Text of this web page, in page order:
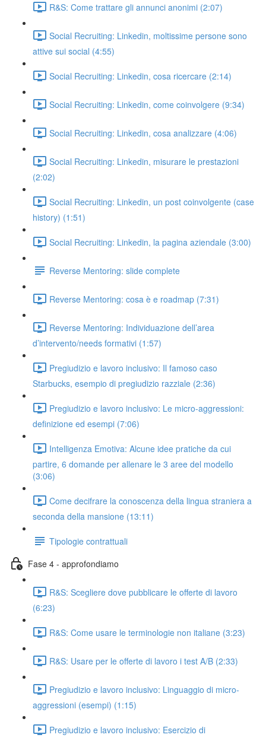
R&S: Come trattare gli annunci anonimi (2:07)
Social Recruiting: Linkedin, moltissime persone sono
attive sui social (4:55)
Social Recruiting: Linkedin, cosa ricercare (2:14)
Social Recruiting: Linkedin, come coinvolgere (9:34)
Social Recruiting: Linkedin, cosa analizzare (4:06)
Social Recruiting: Linkedin, misurare le prestazioni
(2:02)
Social Recruiting: Linkedin, un post coinvolgente (case
history) (1:51)
Social Recruiting: Linkedin, la pagina aziendale (3:00)
Reverse Mentoring: slide complete
Reverse Mentoring: cosa è e roadmap (7:31)
Reverse Mentoring: Individuazione dell’area
d’intervento/needs formativi (1:57)
Pregiudizio e lavoro inclusivo: Il famoso caso
Starbucks, esempio di pregiudizio razziale (2:36)
Pregiudizio e lavoro inclusivo: Le micro-aggressioni:
definizione ed esempi (7:06)
Intelligenza Emotiva: Alcune idee pratiche da cui
partire, 6 domande per allenare le 3 aree del modello
(3:06)
Come decifrare la conoscenza della lingua straniera a
seconda della mansione (13:11)
Tipologie contrattuali
Fase 4 - approfondiamo
R&S: Scegliere dove pubblicare le offerte di lavoro
(6:23)
R&S: Come usare le terminologie non italiane (3:23)
R&S: Usare per le offerte di lavoro i test A/B (2:33)
Pregiudizio e lavoro inclusivo: Linguaggio di micro-
aggressioni (esempi) (1:15)
Pregiudizio e lavoro inclusivo: Esercizio di